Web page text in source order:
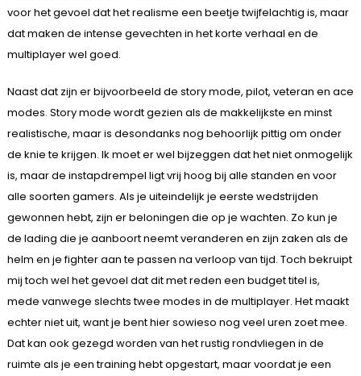
voor het gevoel dat het realisme een beetje twijfelachtig is, maar
dat maken de intense gevechten in het korte verhaal en de
multiplayer wel goed.
Naast dat zijn er bijvoorbeeld de story mode, pilot, veteran en ace
modes. Story mode wordt gezien als de makkelijkste en minst
realistische, maar is desondanks nog behoorlijk pittig om onder
de knie te krijgen. Ik moet er wel bijzeggen dat het niet onmogelijk
is, maar de instapdrempel ligt vrij hoog bij alle standen en voor
alle soorten gamers. Als je uiteindelijk je eerste wedstrijden
gewonnen hebt, zijn er beloningen die op je wachten. Zo kun je
de lading die je aanboort neemt veranderen en zijn zaken als de
helm en je fighter aan te passen na verloop van tijd. Toch bekruipt
mij toch wel het gevoel dat dit met reden een budget titel is,
mede vanwege slechts twee modes in de multiplayer. Het maakt
echter niet uit, want je bent hier sowieso nog veel uren zoet mee.
Dat kan ook gezegd worden van het rustig rondvliegen in de
ruimte als je een training hebt opgestart, maar voordat je een